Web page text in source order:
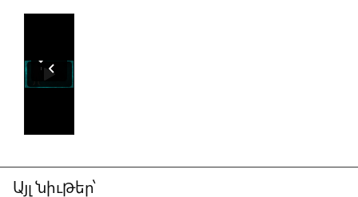
Այլ նիւթեր՝